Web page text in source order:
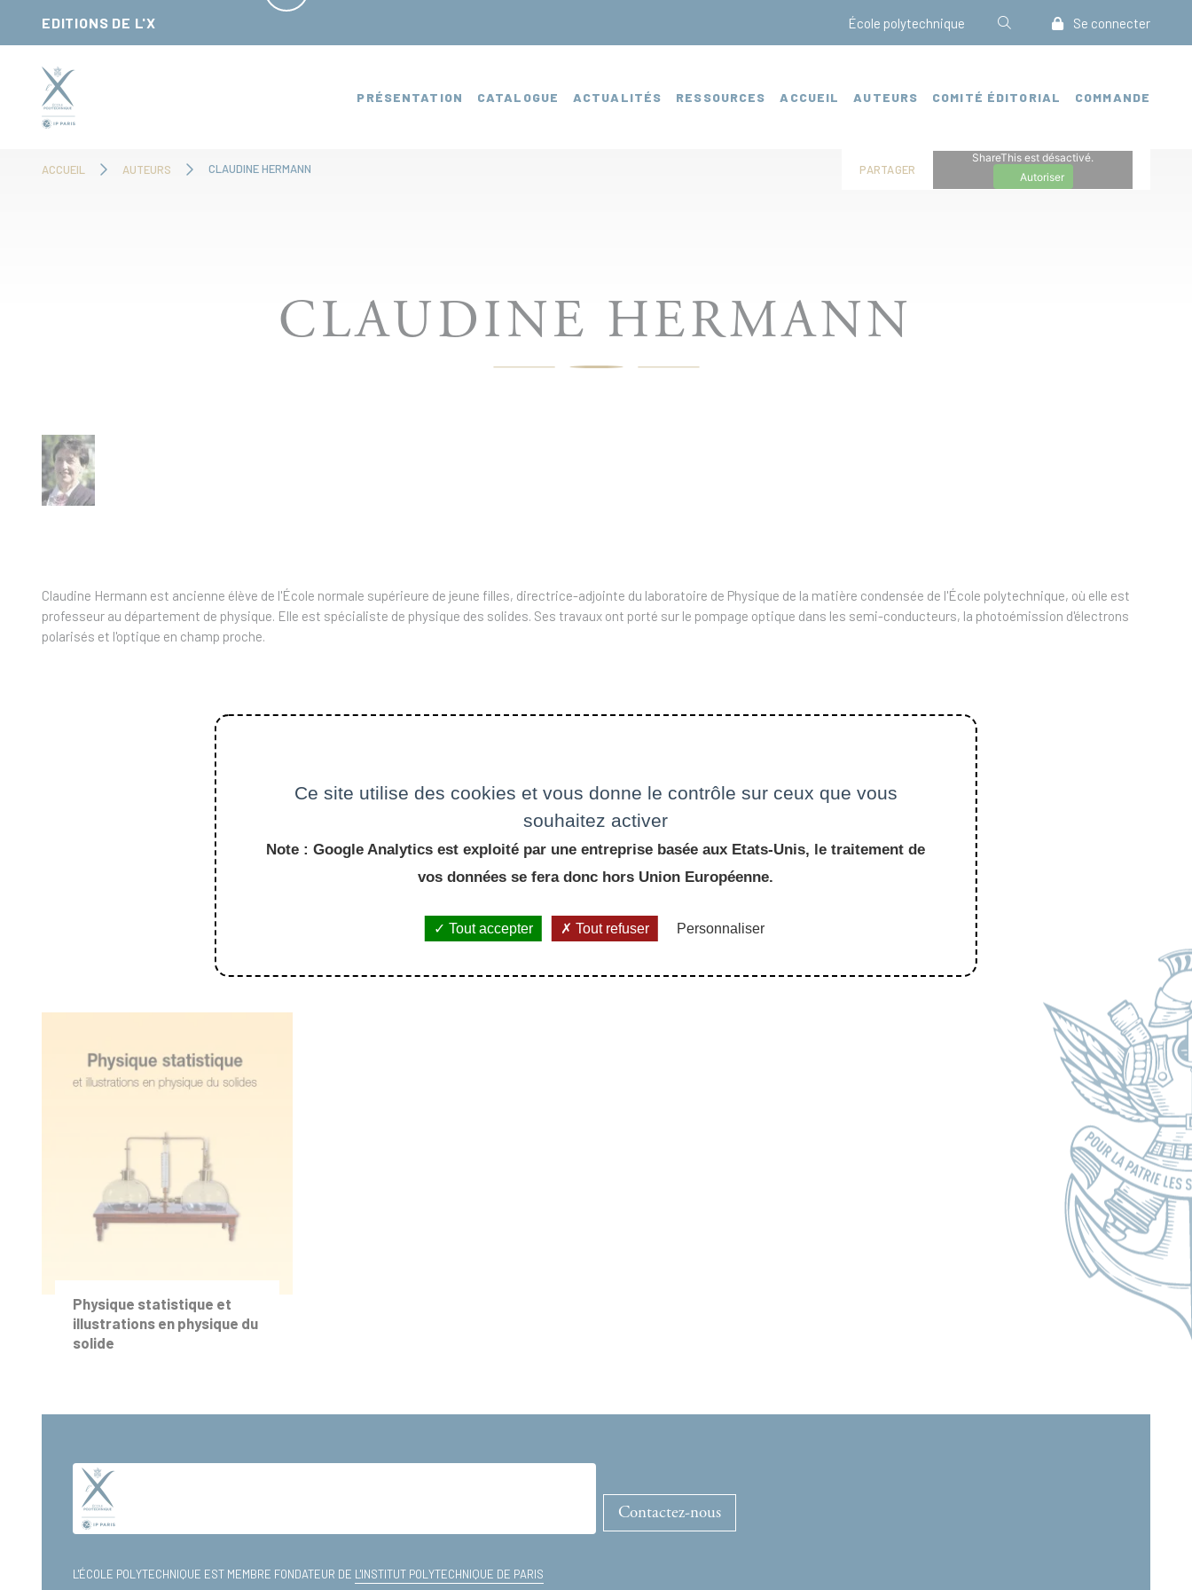
EDITIONS DE L'X École polytechnique Se connecter
PRÉSENTATION CATALOGUE ACTUALITÉS RESSOURCES ACCUEIL AUTEURS COMITÉ ÉDITORIAL COMMANDE
ACCUEIL AUTEURS CLAUDINE HERMANN PARTAGER
ShareThis est désactivé.
Autoriser
CLAUDINE HERMANN
Claudine Hermann est ancienne élève de l'École normale supérieure de jeune filles, directrice-adjointe du laboratoire de Physique de la matière condensée de l'École polytechnique, où elle est
professeur au département de physique. Elle est spécialiste de physique des solides. Ses travaux ont porté sur le pompage optique dans les semi-conducteurs, la photoémission d'électrons
polarisés et l'optique en champ proche.
À LIRE AUSSI
Physique statistique et
illustrations en physique du
solide
L'ÉCOLE POLYTECHNIQUE EST MEMBRE FONDATEUR DE L'INSTITUT POLYTECHNIQUE DE PARIS
Contactez-nous
Ce site utilise des cookies et vous donne le contrôle sur ceux que vous
souhaitez activer
Note : Google Analytics est exploité par une entreprise basée aux Etats-Unis, le traitement de
vos données se fera donc hors Union Européenne.
Tout accepter Tout refuser Personnaliser